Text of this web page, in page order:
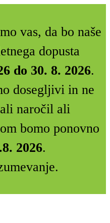
vas, da bo naše
dopusta
do 30. 8. 2026.
dosegljivi in ne
naročil ali
bomo ponovno
2026.